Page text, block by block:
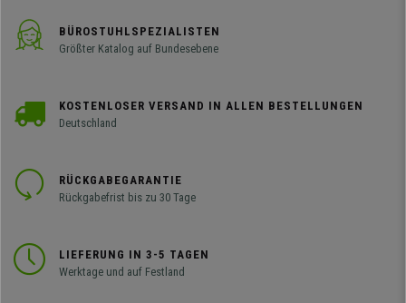
BÜROSTUHLSPEZIALISTEN
Größter Katalog auf Bundesebene
KOSTENLOSER VERSAND IN ALLEN BESTELLUNGEN
Deutschland
RÜCKGABEGARANTIE
Rückgabefrist bis zu 30 Tage
LIEFERUNG IN 3-5 TAGEN
Werktage und auf Festland